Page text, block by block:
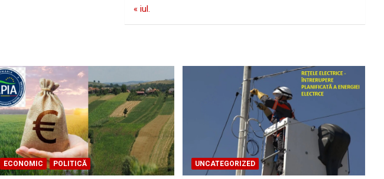
« iul.
ECONOMIC POLITICĂ UNCATEGORIZED